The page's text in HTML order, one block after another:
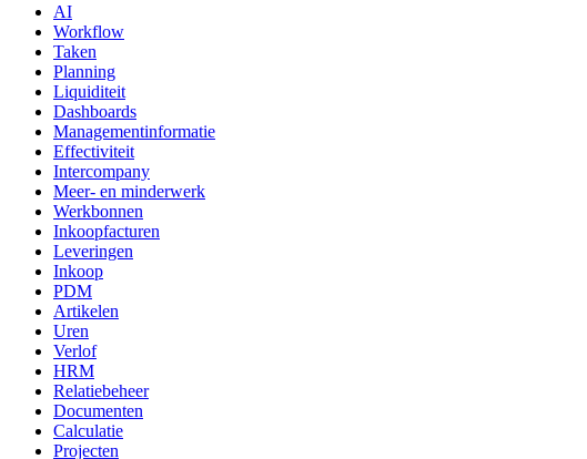
AI
Workflow
Taken
Planning
Liquiditeit
Dashboards
Managementinformatie
Effectiviteit
Intercompany
Meer- en minderwerk
Werkbonnen
Inkoopfacturen
Leveringen
Inkoop
PDM
Artikelen
Uren
Verlof
HRM
Relatiebeheer
Documenten
Calculatie
Projecten